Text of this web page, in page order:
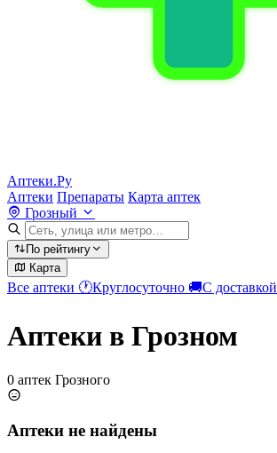
Аптеки.Ру
Аптеки Препараты Карта аптек
Грозный
По рейтингу
Карта
Все аптеки 🕐Круглосуточно 🚚С доставкой
Аптеки в Грозном
0 аптек Грозного
Аптеки не найдены